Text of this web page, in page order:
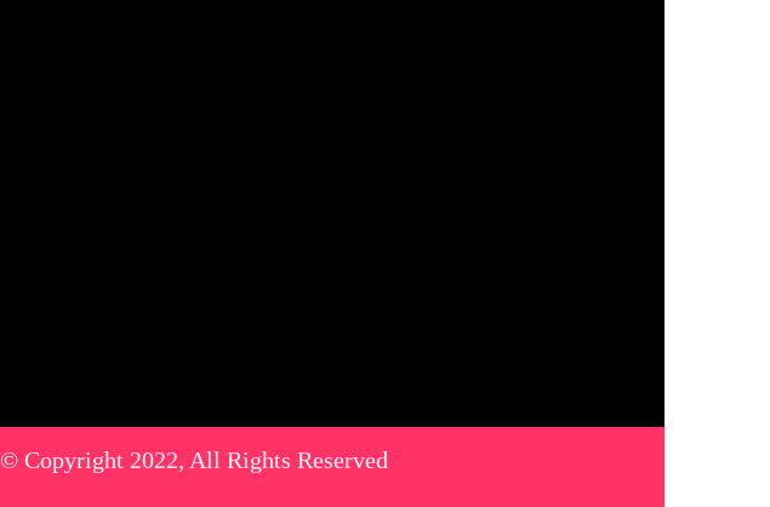
© Copyright 2022, All Rights Reserved